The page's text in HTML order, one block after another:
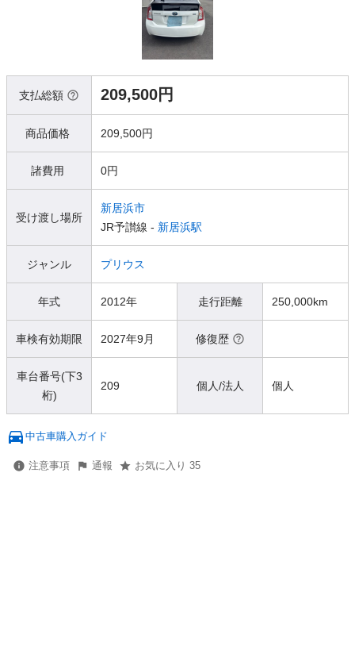
支払総額 209,500円
商品価格 209,500円
諸費用 0円
受け渡し場所
新居浜市
JR予讃線 - 新居浜駅
ジャンル プリウス
年式 2012年 走行距離 250,000km
車検有効期限 2027年9月 修復歴
車台番号(下3
桁)
209 個人/法人 個人
中古車購入ガイド
注意事項 通報 お気に入り 35